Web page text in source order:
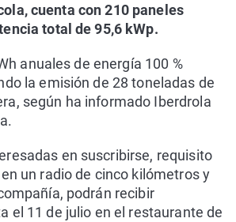
cuenta con 210 paneles
total de 95,6 kWp.
anuales de energía 100 %
la emisión de 28 toneladas de
según ha informado Iberdrola
en suscribirse, requisito
un radio de cinco kilómetros y
podrán recibir
el 11 de julio en el restaurante de